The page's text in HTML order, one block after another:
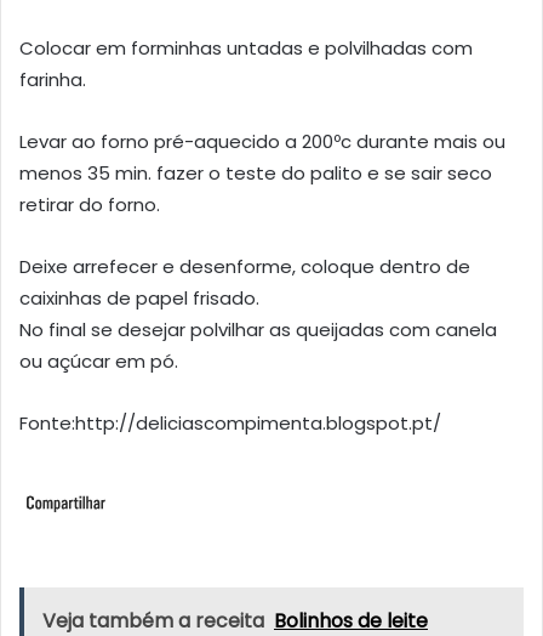
Colocar em forminhas untadas e polvilhadas com
farinha.
Levar ao forno pré-aquecido a 200ºc durante mais ou
menos 35 min. fazer o teste do palito e se sair seco
retirar do forno.
Deixe arrefecer e desenforme, coloque dentro de
caixinhas de papel frisado.
No final se desejar polvilhar as queijadas com canela
ou açúcar em pó.
Fonte:http://deliciascompimenta.blogspot.pt/
Veja também a receita Bolinhos de leite